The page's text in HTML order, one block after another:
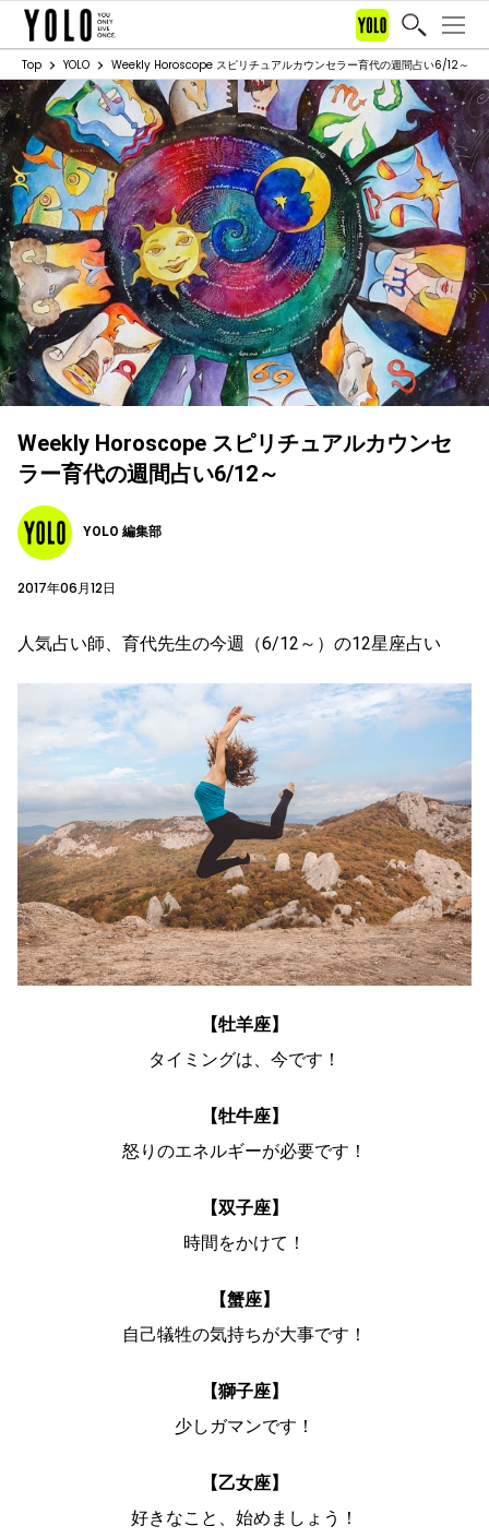
Top YOLO Weekly Horoscope スピリチュアルカウンセラー育代の週間占い6/12～
Weekly Horoscope スピリチュアルカウンセ
ラー育代の週間占い6/12～
YOLO 編集部
2017年06月12日
人気占い師、育代先生の今週（6/12～）の12星座占い
【牡羊座】
タイミングは、今です！
【牡牛座】
怒りのエネルギーが必要です！
【双子座】
時間をかけて！
【蟹座】
自己犠牲の気持ちが大事です！
【獅子座】
少しガマンです！
【乙女座】
好きなこと、始めましょう！